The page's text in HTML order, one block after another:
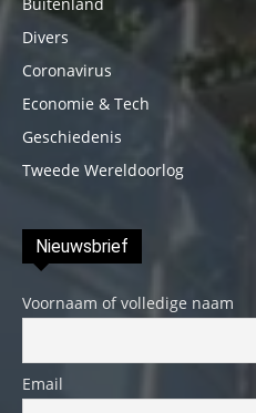
Divers
Coronavirus
Economie & Tech
Geschiedenis
Tweede Wereldoorlog
Nieuwsbrief
Voornaam of volledige naam
Email